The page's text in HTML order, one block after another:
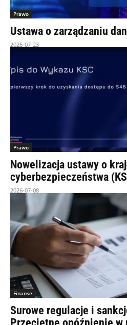
Prawo
Ustawa o zarządzaniu
2026-07-23
Prawo
Nowelizacja ustawy o
cyberbezpieczeństwa
2026-07-08
Finanse
Surowe regulacje i